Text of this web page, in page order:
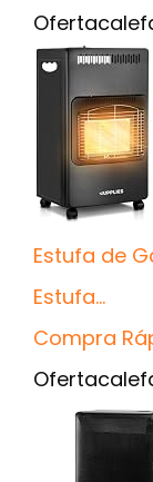
Oferta
Estufa de
Estufa...
Compra
Oferta